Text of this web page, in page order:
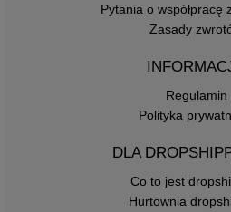
Pytania o współpracę
Zasady
Regulamin
Polityka
DLA
Co to jest
Hurtownia